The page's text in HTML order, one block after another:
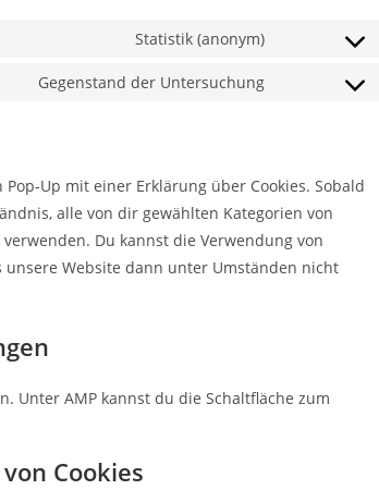
Statistik (anonym)
Gegenstand der Untersuchung
sonstiges
Up mit einer Erklärung über Cookies. Sobald
alle von dir gewählten Kategorien von
Du kannst die Verwendung von
Website dann unter Umständen nicht
Unter AMP kannst du die Schaltfläche zum
Cookies